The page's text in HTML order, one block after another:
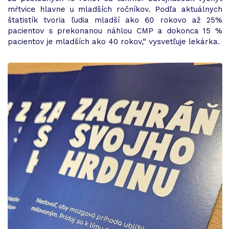
mŕtvice hlavne u mladších ročníkov. Podľa aktuálnych
štatistík tvoria ľudia mladší ako 60 rokovo až 25%
pacientov s prekonanou náhlou CMP a dokonca 15 %
pacientov je mladších ako 40 rokov,“ vysvetľuje lekárka.